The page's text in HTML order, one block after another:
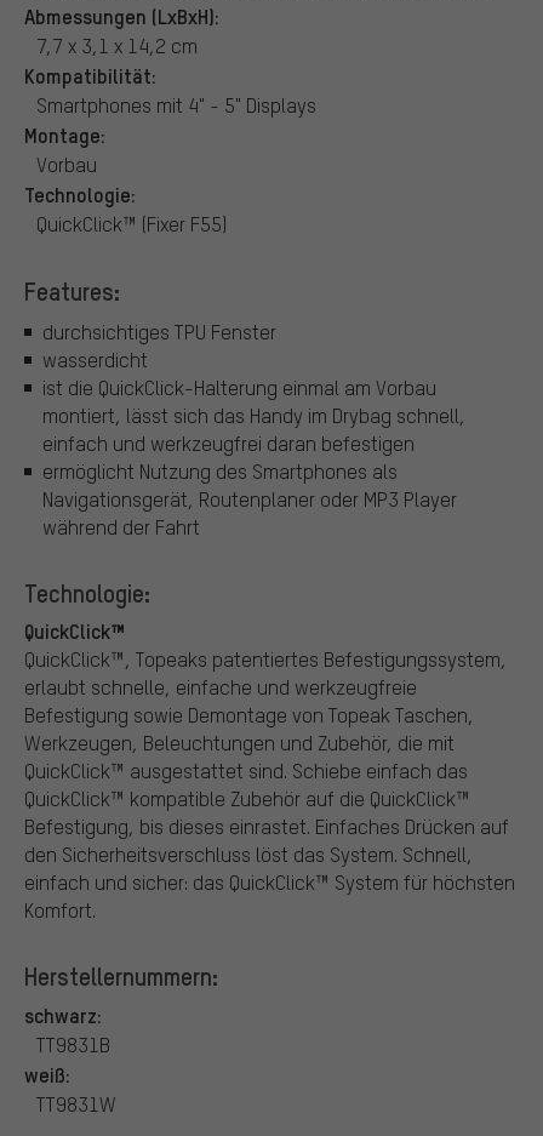
Abmessungen (LxBxH):
7,7 x 3,1 x 14,2 cm
Kompatibilität:
Smartphones mit 4" - 5" Displays
Montage:
Vorbau
Technologie:
QuickClick™ (Fixer F55)
Features:
durchsichtiges TPU Fenster
wasserdicht
ist die QuickClick-Halterung einmal am Vorbau
montiert, lässt sich das Handy im Drybag schnell,
einfach und werkzeugfrei daran befestigen
ermöglicht Nutzung des Smartphones als
Navigationsgerät, Routenplaner oder MP3 Player
während der Fahrt
Technologie:
QuickClick™
QuickClick™, Topeaks patentiertes Befestigungssystem,
erlaubt schnelle, einfache und werkzeugfreie
Befestigung sowie Demontage von Topeak Taschen,
Werkzeugen, Beleuchtungen und Zubehör, die mit
QuickClick™ ausgestattet sind. Schiebe einfach das
QuickClick™ kompatible Zubehör auf die QuickClick™
Befestigung, bis dieses einrastet. Einfaches Drücken auf
den Sicherheitsverschluss löst das System. Schnell,
einfach und sicher: das QuickClick™ System für höchsten
Komfort.
Herstellernummern:
schwarz:
TT9831B
weiß:
TT9831W